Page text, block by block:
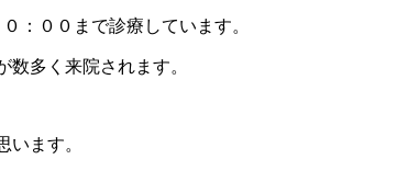
：００まで診療しています。
多く来院されます。
ます。